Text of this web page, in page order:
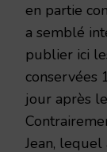
en partie
a semblé
publier ici
conservées
jour après
Jean, lequel